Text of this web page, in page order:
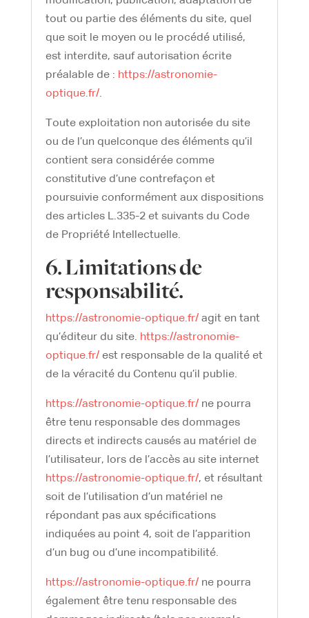
tout ou partie des éléments du site, quel
que soit le moyen ou le procédé utilisé,
est interdite, sauf autorisation écrite
préalable de : https://astronomie-
optique.fr/.
Toute exploitation non autorisée du site
ou de l’un quelconque des éléments qu’il
contient sera considérée comme
constitutive d’une contrefaçon et
poursuivie conformément aux dispositions
des articles L.335-2 et suivants du Code
de Propriété Intellectuelle.
6. Limitations de
responsabilité.
https://astronomie-optique.fr/agit en tant
qu’éditeur du site. https://astronomie-
optique.fr/est responsable de la qualité et
de la véracité du Contenu qu’il publie.
https://astronomie-optique.fr/ne pourra
être tenu responsable des dommages
directs et indirects causés au matériel de
l’utilisateur, lors de l’accès au site internet
https://astronomie-optique.fr/, et résultant
soit de l’utilisation d’un matériel ne
répondant pas aux spécifications
indiquées au point 4, soit de l’apparition
d’un bug ou d’une incompatibilité.
https://astronomie-optique.fr/ne pourra
également être tenu responsable des